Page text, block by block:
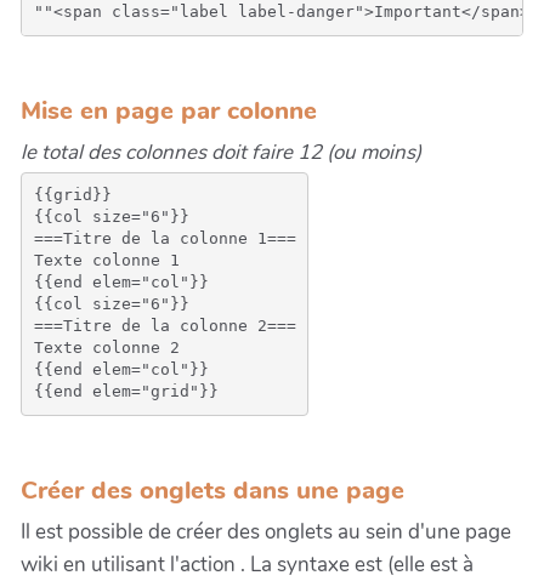
Mise en page par colonne
le total des colonnes doit faire 12 (ou moins)
{{grid}}
{{col size="6"}}
===Titre de la colonne 1===
Texte colonne 1
{{end elem="col"}}
{{col size="6"}}
===Titre de la colonne 2===
Texte colonne 2
{{end elem="col"}}
Créer des onglets dans une page
Il est possible de créer des onglets au sein d'une page
wiki en utilisant l'action . La syntaxe est (elle est à